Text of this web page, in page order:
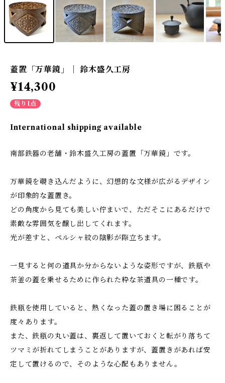
蓋置「万華鏡」｜ 鈴木盛久工房
¥14,300
残り1点
International shipping available
南部鉄器の老舗・鈴木盛久工房の蓋置「万華鏡」です。
万華鏡を覗き込んだように、幻想的な文様が広がるデザイン
が印象的な蓋置き。
どの角度から見ても美しい佇まいで、ただそこにあるだけで
素敵な雰囲気を醸し出してくれます。
光が差すと、ペルシャ紋の陰影が際立ちます。
一見すると何の道具か分からないような姿形ですが、鉄瓶や
茶釜の蓋を乗せるために作られた粋な茶道具の一種です。
鉄瓶を使用していると、熱くなった蓋の置き場に困ることが
度々あります。
また、鉄瓶の丸い蓋は、裏返して置いておくと転がり落ちて
ツマミが折れてしまうことがありますが、蓋置きがあれば安
定して置けるので、そのような心配もありません。